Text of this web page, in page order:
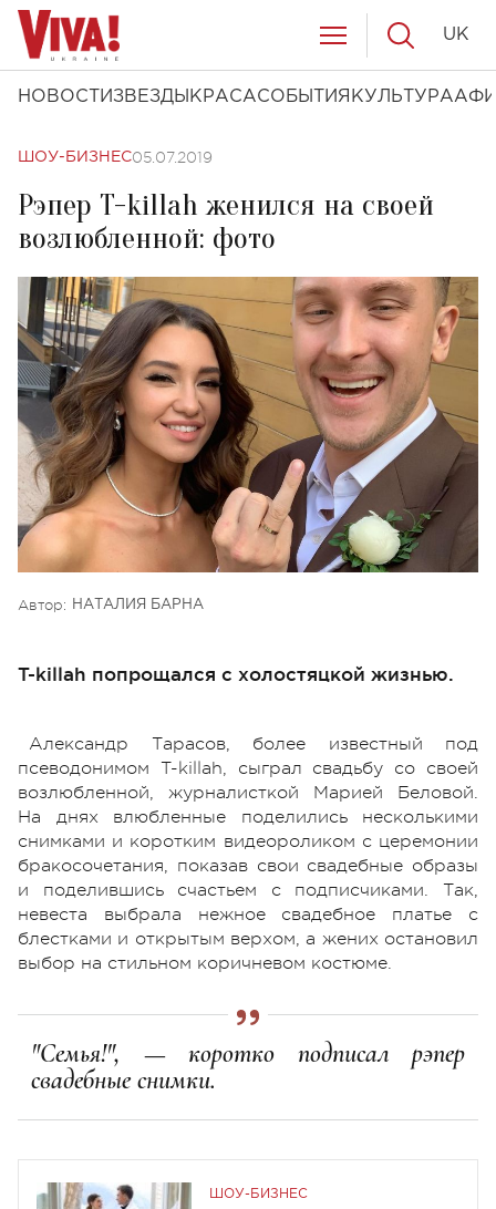
НОВОСТИ ЗВЕЗДЫ КРАСАСОБЫТИЯ КУЛЬТУРА
UK
ШОУ-БИЗНЕС05.07.2019
Рэпер T-killah женился на своей
возлюбленной: фото
Автор: НАТАЛИЯ БАРНА
T-killah попрощался с холостяцкой жизнью.
Александр Тарасов, более известный под
псеводонимом T-killah, сыграл свадьбу со своей
возлюбленной, журналисткой Марией Беловой.
На днях влюбленные поделились несколькими
снимками и коротким видеороликом с церемонии
бракосочетания, показав свои свадебные образы
и поделившись счастьем с подписчиками. Так,
невеста выбрала нежное свадебное платье с
блестками и открытым верхом, а жених остановил
выбор на стильном коричневом костюме.
"Семья!", — коротко подписал рэпер
свадебные снимки.
ШОУ-БИЗНЕС